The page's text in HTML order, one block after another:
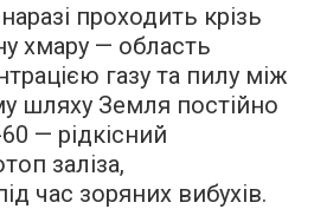
проходить крізь
хмару — область
газу та пилу між
шляху Земля постійно
— рідкісний
заліза,
час зоряних вибухів.